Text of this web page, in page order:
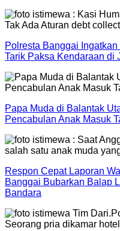
Polresta Banggai
Tarik Paksa Kendaraan di
Papa Muda di Balantak
Pencabulan Anak Masuk
Respon Cepat Laporan
Banggai Bubarkan Balap
Bandara